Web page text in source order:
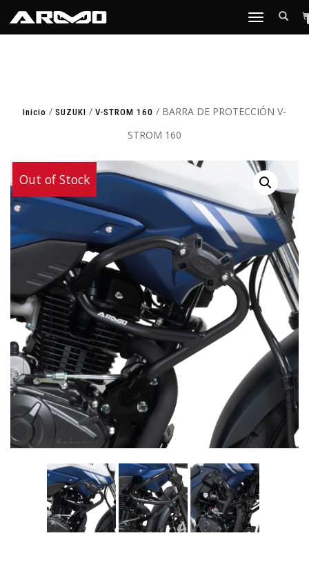
TOGGLE
Inicio / SUZUKI / V-STROM 160 / BARRA DE PROTECCIÓN V-
STROM 160
Out of Stock